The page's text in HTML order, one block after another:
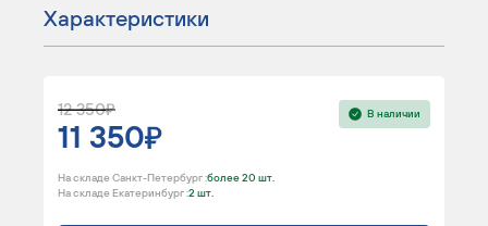
Характеристики
12 350
11 350
В наличии
На складе Санкт-Петербург :более 20 шт.
На складе Екатеринбург :2 шт.